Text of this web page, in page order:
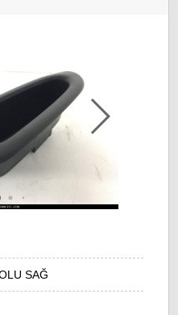
SAĞ